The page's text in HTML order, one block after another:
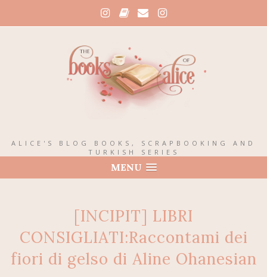
ALICE'S BLOG BOOKS, SCRAPBOOKING AND
TURKISH SERIES
MENU
[INCIPIT] LIBRI
CONSIGLIATI:Raccontami dei
fiori di gelso di Aline Ohanesian